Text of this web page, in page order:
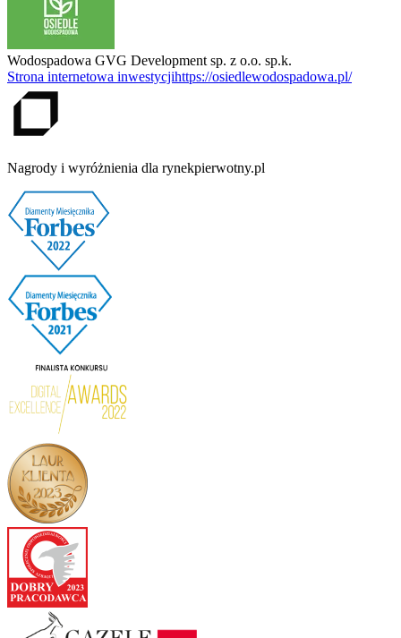
Wodospadowa GVG Development sp. z o.o. sp.k.
Strona internetowa inwestycjihttps://osiedlewodospadowa.pl/
Nagrody i wyróżnienia dla rynekpierwotny.pl